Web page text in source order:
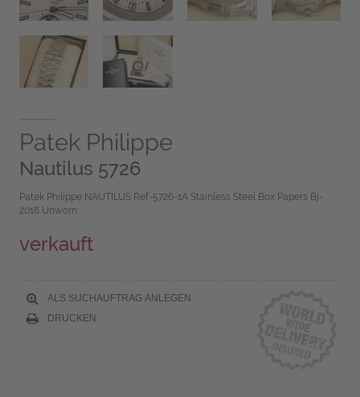
Patek Philippe
Nautilus 5726
Patek Philippe NAUTILUS Ref-5726-1A Stainless Steel Box Papers Bj-
2018 Unworn
verkauft
ALS SUCHAUFTRAG ANLEGEN
DRUCKEN